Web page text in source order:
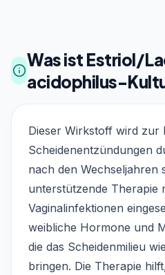
Was ist Estriol/
acidophilus-
Dieser Wirkstoff wird zur
Scheidenentzündungen
nach den Wechseljahren
unterstützende Therapie
Vaginalinfektionen
weibliche Hormone und
die das Scheidenmilieu
bringen. Die Therapie